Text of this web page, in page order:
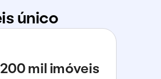
único
mil imóveis